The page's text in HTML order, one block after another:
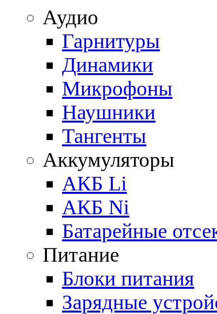
Аудио
Гарнитуры
Динамики
Микрофоны
Наушники
Тангенты
Аккумуляторы
АКБ Li
АКБ Ni
Батарейные
Питание
Блоки питания
Зарядные